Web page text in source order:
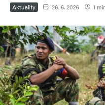
Aktuality 26. 6. 2026 1